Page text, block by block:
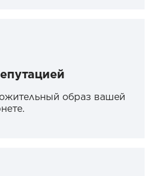
образ вашей